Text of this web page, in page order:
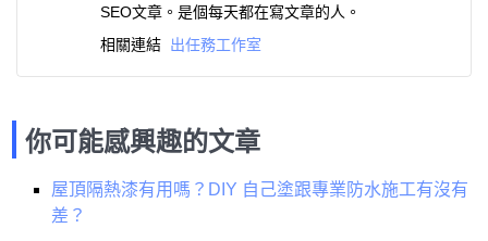
SEO文章。是個每天都在寫文章的人。
相關連結 出任務工作室
你可能感興趣的文章
屋頂隔熱漆有用嗎？DIY 自己塗跟專業防水施工有沒有
差？